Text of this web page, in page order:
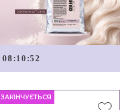
08 :10 :51
ЗАКІНЧУЄТЬСЯ